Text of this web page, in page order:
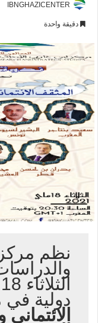
IBNGHAZICENTER
دقيقة واحدة
نظم
دولية